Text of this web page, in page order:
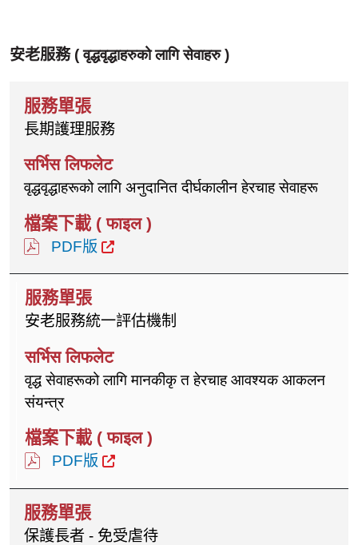
安老服務 (वृद्धवृद्धाहरुको लागि सेवाहरु)
長期護理服務
वृद्धवृद्धाहरूको लागि अनुदानित दीर्घकालीन हेरचाह सेवाहरू
PDF版
安老服務統一評估機制
वृद्ध सेवाहरूको लागि मानकीकृ त हेरचाह आवश्यक आकलन
संयन्त्र
PDF版
保護長者 - 免受虐待